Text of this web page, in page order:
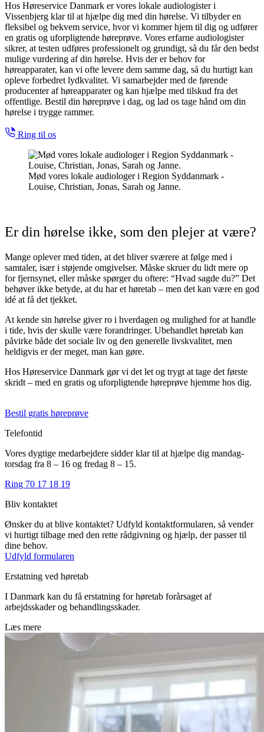
Hos Høreservice Danmark er vores lokale audiologister i
Vissenbjerg klar til at hjælpe dig med din hørelse. Vi tilbyder en
fleksibel og bekvem service, hvor vi kommer hjem til dig og udfører
en gratis og uforpligtende høreprøve. Vores erfarne audiologister
sikrer, at testen udføres professionelt og grundigt, så du får den bedst
mulige vurdering af din hørelse. Hvis der er behov for
høreapparater, kan vi ofte levere dem samme dag, så du hurtigt kan
opleve forbedret lydkvalitet. Vi samarbejder med de førende
producenter af høreapparater og kan hjælpe med tilskud fra det
offentlige. Bestil din høreprøve i dag, og lad os tage hånd om din
hørelse i trygge rammer.
Ring til os
Mød vores lokale audiologer i Region Syddanmark -
Louise, Christian, Jonas, Sarah og Janne.
Er din hørelse ikke, som den plejer at være?
Mange oplever med tiden, at det bliver sværere at følge med i
samtaler, især i støjende omgivelser. Måske skruer du lidt mere op
for fjernsynet, eller måske spørger du oftere: “Hvad sagde du?” Det
behøver ikke betyde, at du har et høretab – men det kan være en god
idé at få det tjekket.
At kende sin hørelse giver ro i hverdagen og mulighed for at handle
i tide, hvis der skulle være forandringer. Ubehandlet høretab kan
påvirke både det sociale liv og den generelle livskvalitet, men
heldigvis er der meget, man kan gøre.
Hos Høreservice Danmark gør vi det let og trygt at tage det første
skridt – med en gratis og uforpligtende høreprøve hjemme hos dig.
Bestil gratis høreprøve
Telefontid
Vores dygtige medarbejdere sidder klar til at hjælpe dig mandag-
torsdag fra 8 – 16 og fredag 8 – 15.
Ring 70 17 18 19
Bliv kontaktet
Ønsker du at blive kontaktet? Udfyld kontaktformularen, så vender
vi hurtigt tilbage med den rette rådgivning og hjælp, der passer til
dine behov.
Udfyld formularen
Erstatning ved høretab
I Danmark kan du få erstatning for høretab forårsaget af
arbejdsskader og behandlingsskader.
Læs mere